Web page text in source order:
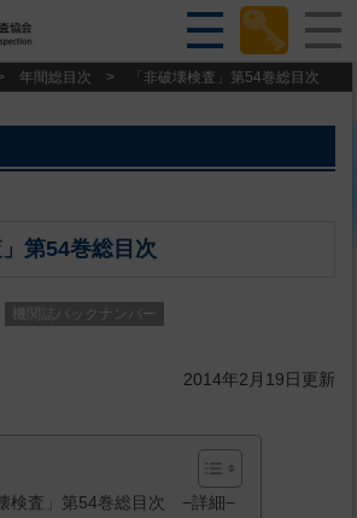
年間総目次 > 「非破壊検査」第54巻総目次
」第54巻総目次
機関誌バックナンバー
2014年2月19日更新
壊検査」第54巻総目次 −詳細−